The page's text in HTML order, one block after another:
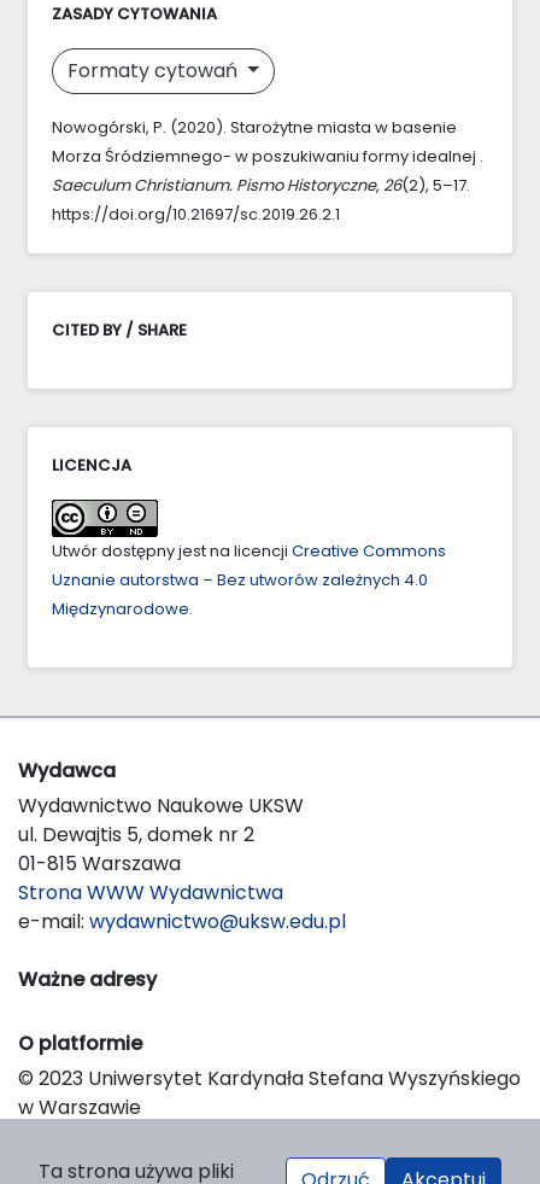
ZASADY CYTOWANIA
Formaty cytowań
Nowogórski, P. (2020). Starożytne miasta w basenie
Morza Śródziemnego- w poszukiwaniu formy idealnej .
Saeculum Christianum. Pismo Historyczne, 26(2), 5–17.
https://doi.org/10.21697/sc.2019.26.2.1
CITED BY / SHARE
LICENCJA
Utwór dostępny jest na licencji Creative Commons
Uznanie autorstwa – Bez utworów zależnych 4.0
Międzynarodowe.
Wydawca
Wydawnictwo Naukowe UKSW
ul. Dewajtis 5, domek nr 2
01-815 Warszawa
Strona WWW Wydawnictwa
e-mail: wydawnictwo@uksw.edu.pl
Ważne adresy
O platformie
© 2023 Uniwersytet Kardynała Stefana Wyszyńskiego
w Warszawie
Platform & Workflow by OJS/PKP
Ta strona używa pliki